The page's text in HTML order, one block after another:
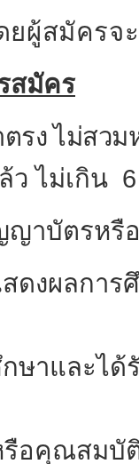
ยผู้สมัครจ
สมัคร
รง ไม่สวม
ว ไม่เกิน
ญาบัตรหรื
ดงผลการ
ษาและไ
อคุณสมบั